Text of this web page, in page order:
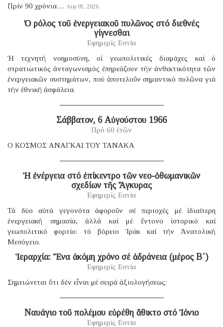
Πρίν 90 χρόνια… Αυγ 05, 2026
Ὁ ρόλος τοῦ ἐνεργειακοῦ πυλῶνος στό διεθνές
γίγνεσθαι
Εφημερίς Εστία
Ἡ τεχνητή νοημοσύνη, οἱ γεωπολιτικές διαμάχες καί ὁ
στρατιωτικός ἀνταγωνισμός ἐπηρεάζουν τήν ἀνθεκτικότητα τῶν
ἐνεργειακῶν συστημάτων, πού ἀποτελοῦν σημαντικό πυλῶνα γιά
τήν ἐθνική ἀσφάλεια.
Σάββατον, 6 Αὐγούστου 1966
Πρό 60 ἐτῶν
Ο ΚΟΣΜΟΣ ΑΝΑΓΚΑΙ ΤΟΥ ΤΑΝΑΚΑ
Ἡ ἐνέργεια στό ἐπίκεντρο τῶν νεο-ὀθωμανικῶν
σχεδίων τῆς Ἄγκυρας
Εφημερίς Εστία
Τά δύο αὐτά γεγονότα ἀφοροῦν σέ περιοχές μέ ἰδιαίτερη
ἐνεργειακή σημασία, ἀλλά καί μέ ἔντονο ἱστορικό καί
γεωπολιτικό φορτίο: τό βόρειο Ἰράκ καί τήν Ἀνατολική
Μεσόγειο.
Ἱεραρχία: Ἕνα ἀκόμη χρόνο σέ ἀδράνεια (μέρος B΄)
Εφημερίς Εστία
Σημειώνεται ὅτι δέν εἶναι μέ σειρά ἀξιολογήσεως:
Ναυάγιο τοῦ πολέμου εὑρέθη ἄθικτο στό Ἰόνιο
Εφημερίς Εστία